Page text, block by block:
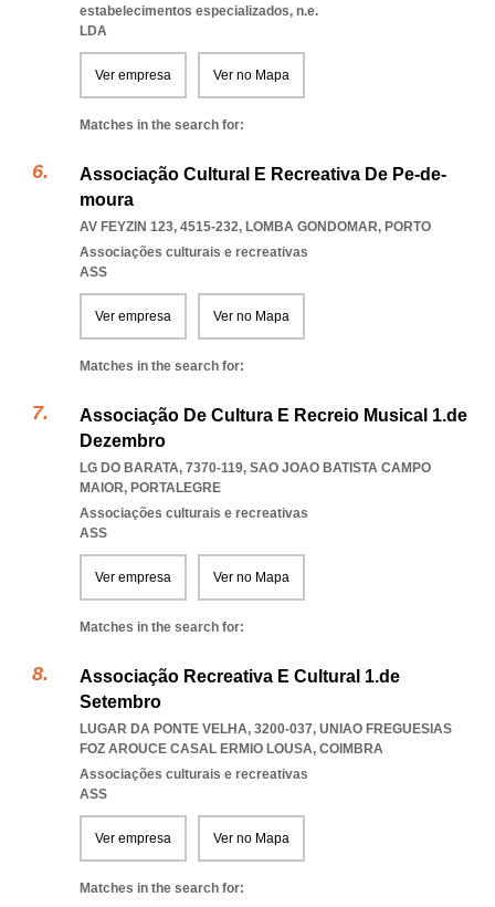
estabelecimentos especializados, n.e.
LDA
Ver empresa Ver no Mapa
Matches in the search for:
Associação Cultural E Recreativa De Pe-de-
moura
AV FEYZIN 123, 4515-232, LOMBA GONDOMAR, PORTO
Associações culturais e recreativas
ASS
Ver empresa Ver no Mapa
Matches in the search for:
Associação De Cultura E Recreio Musical 1.de
Dezembro
LG DO BARATA, 7370-119, SAO JOAO BATISTA CAMPO
MAIOR, PORTALEGRE
Associações culturais e recreativas
ASS
Ver empresa Ver no Mapa
Matches in the search for:
Associação Recreativa E Cultural 1.de
Setembro
LUGAR DA PONTE VELHA, 3200-037, UNIAO FREGUESIAS
FOZ AROUCE CASAL ERMIO LOUSA, COIMBRA
Associações culturais e recreativas
ASS
Ver empresa Ver no Mapa
Matches in the search for: